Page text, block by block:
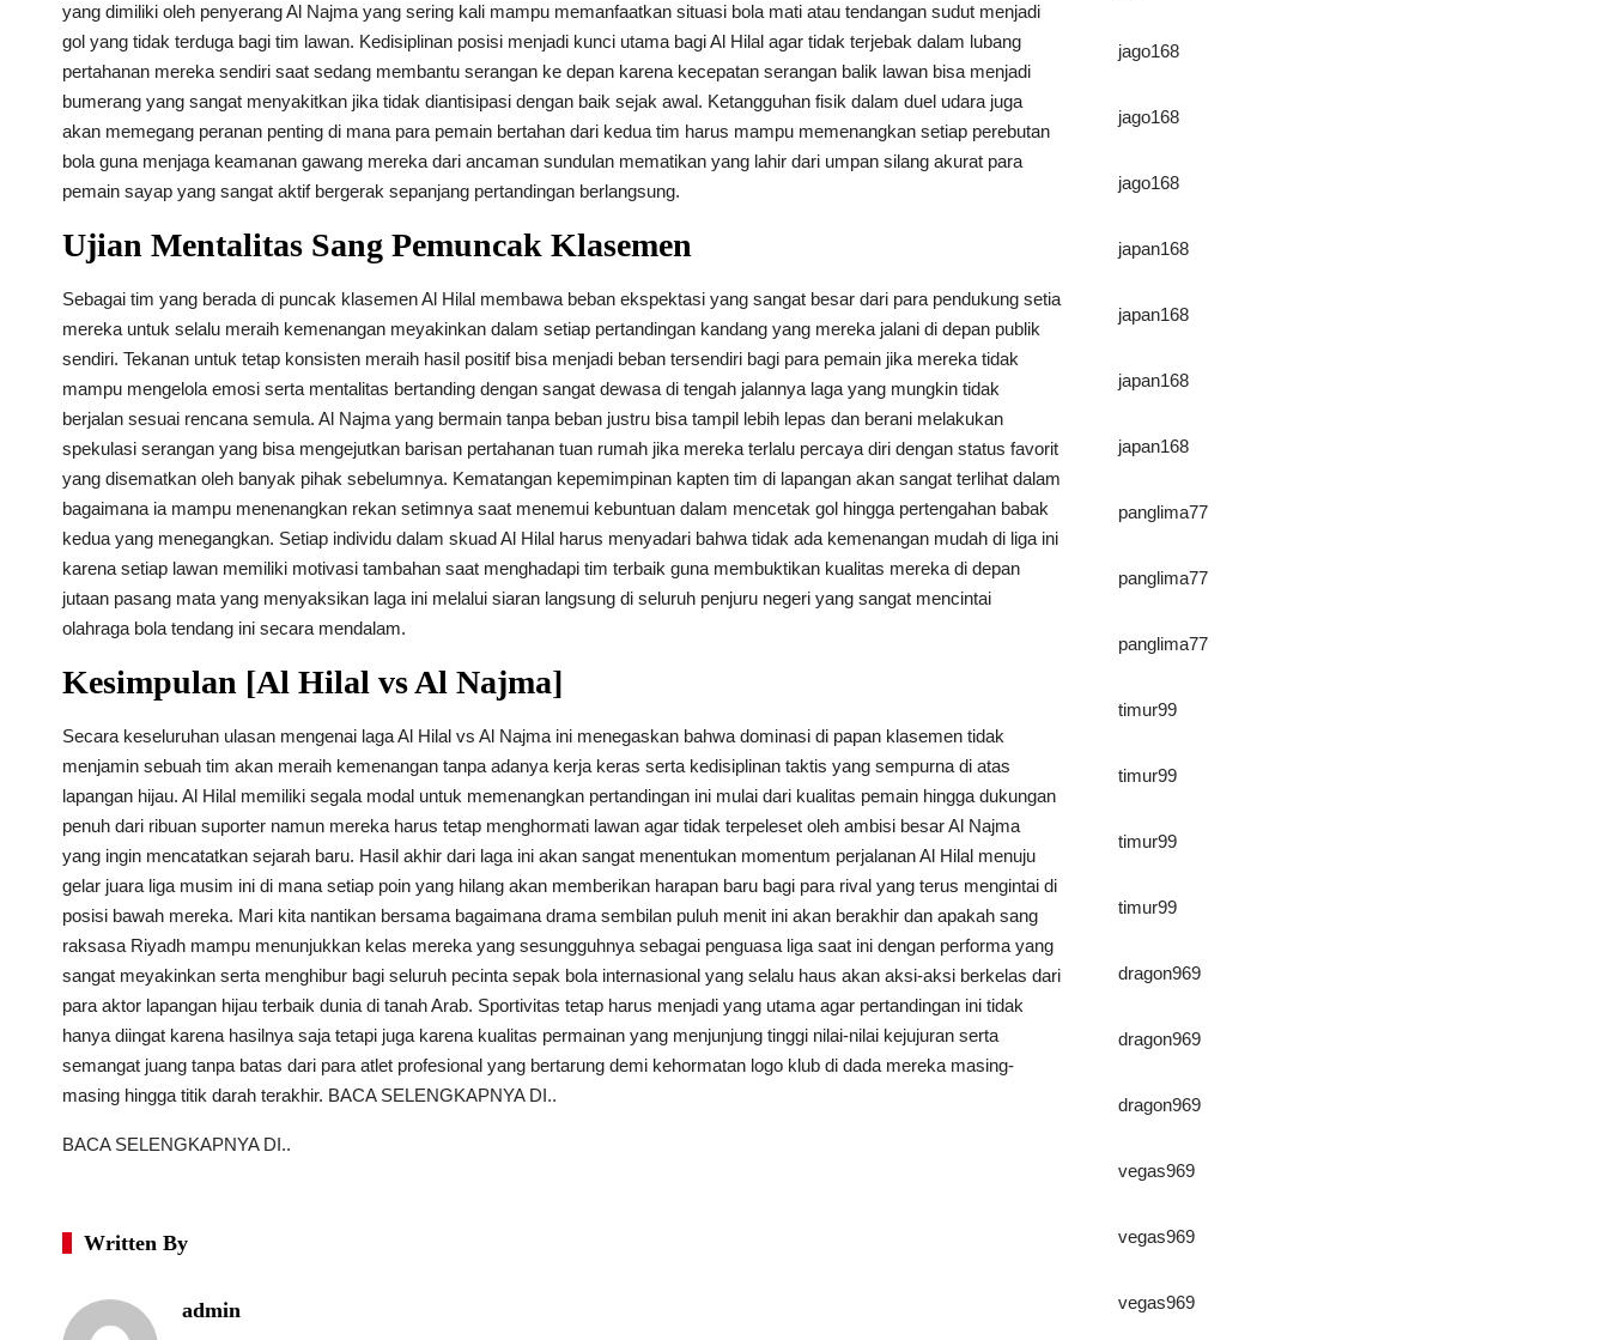
yang dimiliki oleh penyerang Al Najma yang sering kali mampu memanfaatkan situasi bola mati atau tendangan sudut menjadi
gol yang tidak terduga bagi tim lawan. Kedisiplinan posisi menjadi kunci utama bagi Al Hilal agar tidak terjebak dalam lubang
pertahanan mereka sendiri saat sedang membantu serangan ke depan karena kecepatan serangan balik lawan bisa menjadi
bumerang yang sangat menyakitkan jika tidak diantisipasi dengan baik sejak awal. Ketangguhan fisik dalam duel udara juga
akan memegang peranan penting di mana para pemain bertahan dari kedua tim harus mampu memenangkan setiap perebutan
bola guna menjaga keamanan gawang mereka dari ancaman sundulan mematikan yang lahir dari umpan silang akurat para
pemain sayap yang sangat aktif bergerak sepanjang pertandingan berlangsung.
Ujian Mentalitas Sang Pemuncak Klasemen
Sebagai tim yang berada di puncak klasemen Al Hilal membawa beban ekspektasi yang sangat besar dari para pendukung setia
mereka untuk selalu meraih kemenangan meyakinkan dalam setiap pertandingan kandang yang mereka jalani di depan publik
sendiri. Tekanan untuk tetap konsisten meraih hasil positif bisa menjadi beban tersendiri bagi para pemain jika mereka tidak
mampu mengelola emosi serta mentalitas bertanding dengan sangat dewasa di tengah jalannya laga yang mungkin tidak
berjalan sesuai rencana semula. Al Najma yang bermain tanpa beban justru bisa tampil lebih lepas dan berani melakukan
spekulasi serangan yang bisa mengejutkan barisan pertahanan tuan rumah jika mereka terlalu percaya diri dengan status favorit
yang disematkan oleh banyak pihak sebelumnya. Kematangan kepemimpinan kapten tim di lapangan akan sangat terlihat dalam
bagaimana ia mampu menenangkan rekan setimnya saat menemui kebuntuan dalam mencetak gol hingga pertengahan babak
kedua yang menegangkan. Setiap individu dalam skuad Al Hilal harus menyadari bahwa tidak ada kemenangan mudah di liga ini
karena setiap lawan memiliki motivasi tambahan saat menghadapi tim terbaik guna membuktikan kualitas mereka di depan
jutaan pasang mata yang menyaksikan laga ini melalui siaran langsung di seluruh penjuru negeri yang sangat mencintai
olahraga bola tendang ini secara mendalam.
Kesimpulan [Al Hilal vs Al Najma]
Secara keseluruhan ulasan mengenai laga Al Hilal vs Al Najma ini menegaskan bahwa dominasi di papan klasemen tidak
menjamin sebuah tim akan meraih kemenangan tanpa adanya kerja keras serta kedisiplinan taktis yang sempurna di atas
lapangan hijau. Al Hilal memiliki segala modal untuk memenangkan pertandingan ini mulai dari kualitas pemain hingga dukungan
penuh dari ribuan suporter namun mereka harus tetap menghormati lawan agar tidak terpeleset oleh ambisi besar Al Najma
yang ingin mencatatkan sejarah baru. Hasil akhir dari laga ini akan sangat menentukan momentum perjalanan Al Hilal menuju
gelar juara liga musim ini di mana setiap poin yang hilang akan memberikan harapan baru bagi para rival yang terus mengintai di
posisi bawah mereka. Mari kita nantikan bersama bagaimana drama sembilan puluh menit ini akan berakhir dan apakah sang
raksasa Riyadh mampu menunjukkan kelas mereka yang sesungguhnya sebagai penguasa liga saat ini dengan performa yang
sangat meyakinkan serta menghibur bagi seluruh pecinta sepak bola internasional yang selalu haus akan aksi-aksi berkelas dari
para aktor lapangan hijau terbaik dunia di tanah Arab. Sportivitas tetap harus menjadi yang utama agar pertandingan ini tidak
hanya diingat karena hasilnya saja tetapi juga karena kualitas permainan yang menjunjung tinggi nilai-nilai kejujuran serta
semangat juang tanpa batas dari para atlet profesional yang bertarung demi kehormatan logo klub di dada mereka masing-
masing hingga titik darah terakhir. BACA SELENGKAPNYA DI..
BACA SELENGKAPNYA DI..
Written By
admin
jago168
jago168
jago168
japan168
japan168
japan168
japan168
panglima77
panglima77
panglima77
timur99
timur99
timur99
timur99
dragon969
dragon969
dragon969
vegas969
vegas969
vegas969